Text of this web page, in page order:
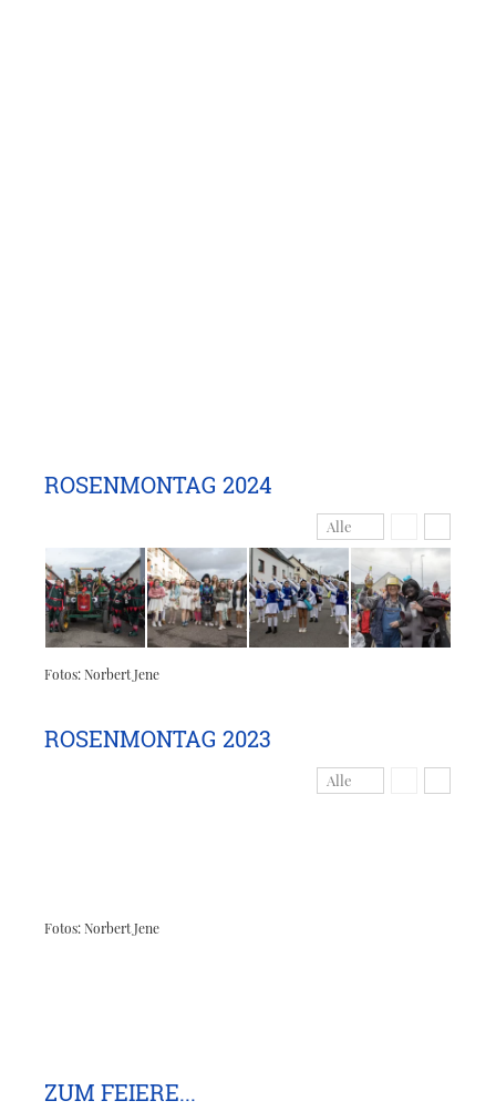
ROSENMONTAG 2024
Alle
Fotos: Norbert Jene
ROSENMONTAG 2023
Alle
Fotos: Norbert Jene
ZUM FEIERE...